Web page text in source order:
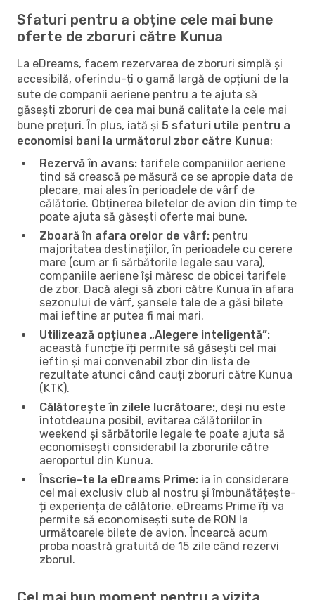
Sfaturi pentru a obține cele mai bune
oferte de zboruri către Kunua
La eDreams, facem rezervarea de zboruri simplă și
accesibilă, oferindu-ți o gamă largă de opțiuni de la
sute de companii aeriene pentru a te ajuta să
găsești zboruri de cea mai bună calitate la cele mai
bune prețuri. În plus, iată și 5 sfaturi utile pentru a
economisi bani la următorul zbor către Kunua:
Rezervă în avans: tarifele companiilor aeriene
tind să crească pe măsură ce se apropie data de
plecare, mai ales în perioadele de vârf de
călătorie. Obținerea biletelor de avion din timp te
poate ajuta să găsești oferte mai bune.
Zboară în afara orelor de vârf: pentru
majoritatea destinațiilor, în perioadele cu cerere
mare (cum ar fi sărbătorile legale sau vara),
companiile aeriene își măresc de obicei tarifele
de zbor. Dacă alegi să zbori către Kunua în afara
sezonului de vârf, șansele tale de a găsi bilete
mai ieftine ar putea fi mai mari.
Utilizează opțiunea „Alegere inteligentă”:
această funcție îți permite să găsești cel mai
ieftin și mai convenabil zbor din lista de
rezultate atunci când cauți zboruri către Kunua
(KTK).
Călătorește în zilele lucrătoare:, deși nu este
întotdeauna posibil, evitarea călătoriilor în
weekend și sărbătorile legale te poate ajuta să
economisești considerabil la zborurile către
aeroportul din Kunua.
Înscrie-te la eDreams Prime: ia în considerare
cel mai exclusiv club al nostru și îmbunătățește-
ți experiența de călătorie. eDreams Prime îți va
permite să economisești sute de RON la
următoarele bilete de avion. Încearcă acum
proba noastră gratuită de 15 zile când rezervi
zborul.